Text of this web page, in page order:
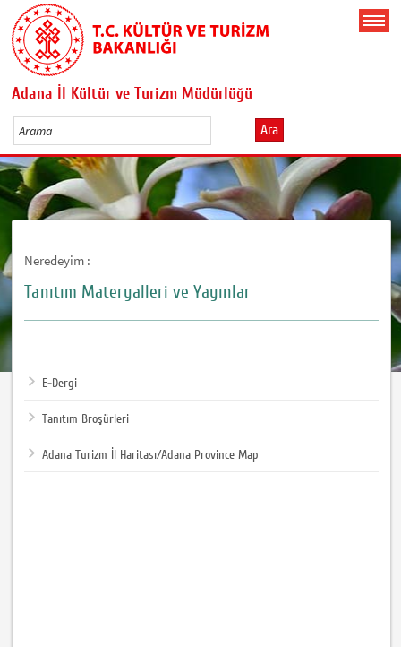
Adana İl Kültür ve Turizm Müdürlüğü
Ara
Neredeyim :
Tanıtım Materyalleri ve Yayınlar
E-Dergi
Tanıtım Broşürleri
Adana Turizm İl Haritası/Adana Province Map